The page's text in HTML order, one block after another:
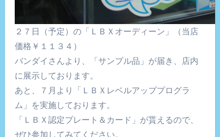
２７日（予定）の「ＬＢＸオーディーン」（当店
価格￥１１３４）
バンダイさんより、「サンプル品」が届き、店内
に展示しております。
あと、７月より「ＬＢＸレベルアッププログラ
ム」を実施しております。
「ＬＢＸ認定プレート＆カード」が貰えるので、
ぜひ参加してみてください。